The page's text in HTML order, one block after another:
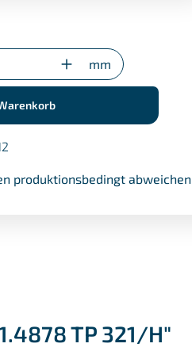
(nur bei Sonderzuschnitten)
mm
produktionsbedingt abweichen.
TP 321/H"